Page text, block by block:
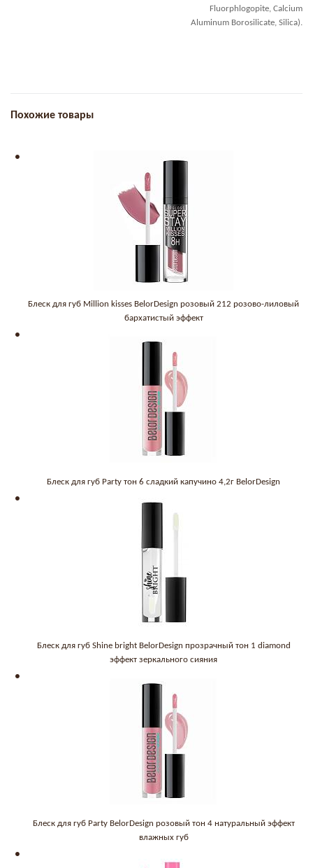
Fluorphlogopite, Calcium
Aluminum Borosilicate, Silica).
Похожие товары
Блеск для губ Million kisses BelorDesign розовый 212 розово-лиловый
бархатистый эффект
Блеск для губ Party тон 6 сладкий капучино 4,2г BelorDesign
Блеск для губ Shine bright BelorDesign прозрачный тон 1 diamond
эффект зеркального сияния
Блеск для губ Party BelorDesign розовый тон 4 натуральный эффект
влажных губ